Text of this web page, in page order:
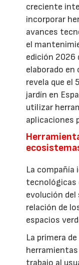
creciente
incorporar
avances
el
edición 2026
elaborado
revela que el
jardín en
utilizar
aplicaciones
La
tecnológicas
evolución
relación de
espacios
La primera
trabajo al